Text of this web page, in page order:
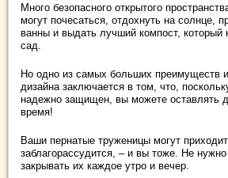
Много безопасного открытого
могут почесаться, отдохнуть на солнце,
ванны и выдать лучший компост, который
сад.
Но одно из самых больших преимуществ
дизайна заключается в том, что,
надежно защищен, вы можете оставлять
время!
Ваши пернатые труженицы могут
заблагорассудится, – и вы тоже. Не
закрывать их каждое утро и вечер.